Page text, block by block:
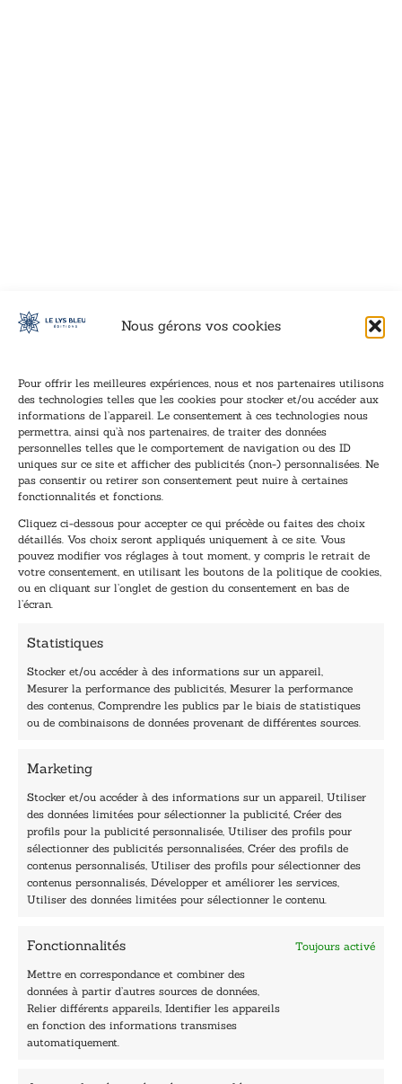
Nous gérons vos cookies
Pour offrir les meilleures expériences, nous et nos partenaires utilisons
des technologies telles que les cookies pour stocker et/ou accéder aux
informations de l’appareil. Le consentement à ces technologies nous
permettra, ainsi qu’à nos partenaires, de traiter des données
personnelles telles que le comportement de navigation ou des ID
uniques sur ce site et afficher des publicités (non-) personnalisées. Ne
pas consentir ou retirer son consentement peut nuire à certaines
fonctionnalités et fonctions.
Cliquez ci-dessous pour accepter ce qui précède ou faites des choix
détaillés. Vos choix seront appliqués uniquement à ce site. Vous
pouvez modifier vos réglages à tout moment, y compris le retrait de
votre consentement, en utilisant les boutons de la politique de cookies,
ou en cliquant sur l’onglet de gestion du consentement en bas de
l’écran.
Statistiques
Stocker et/ou accéder à des informations sur un appareil,
Mesurer la performance des publicités, Mesurer la performance
des contenus, Comprendre les publics par le biais de statistiques
ou de combinaisons de données provenant de différentes sources.
Marketing
Stocker et/ou accéder à des informations sur un appareil, Utiliser
des données limitées pour sélectionner la publicité, Créer des
profils pour la publicité personnalisée, Utiliser des profils pour
sélectionner des publicités personnalisées, Créer des profils de
contenus personnalisés, Utiliser des profils pour sélectionner des
contenus personnalisés, Développer et améliorer les services,
Utiliser des données limitées pour sélectionner le contenu.
Fonctionnalités Toujours activé
Mettre en correspondance et combiner des
données à partir d’autres sources de données,
Relier différents appareils, Identifier les appareils
en fonction des informations transmises
automatiquement.
Inscription à la newsletter
Inscrivez-vous à notre newsletter et recevez nos
dernières nouvelles.
*
E
m
a
i
l
*
TENEZ-MOI AU COURANT !
40, rue du Louvre 75001 Paris
Horaires du standard
De mardi à vendredi :
9h - 12h et 13h30 - 16h30
Lundi, samedi et dimanche : fermé
Navigation
Accueil
Les Plumes du Lys Bleu
Prix sciences humaines et sociales
Nos collections
Nos auteurs
Catalogue